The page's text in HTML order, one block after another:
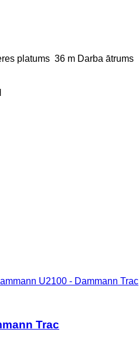
platums 36 m Darba ātrums
U2100 - Dammann Trac
Trac